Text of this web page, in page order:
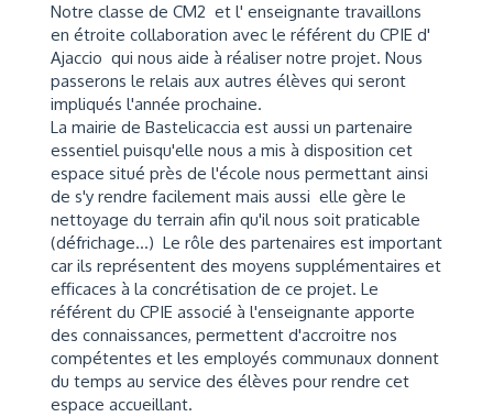
Notre classe de CM2 et l' enseignante travaillons
en étroite collaboration avec le référent du CPIE d'
Ajaccio qui nous aide à réaliser notre projet. Nous
passerons le relais aux autres élèves qui seront
impliqués l'année prochaine.
La mairie de Bastelicaccia est aussi un partenaire
essentiel puisqu'elle nous a mis à disposition cet
espace situé près de l'école nous permettant ainsi
de s'y rendre facilement mais aussi elle gère le
nettoyage du terrain afin qu'il nous soit praticable
(défrichage...) Le rôle des partenaires est important
car ils représentent des moyens supplémentaires et
efficaces à la concrétisation de ce projet. Le
référent du CPIE associé à l'enseignante apporte
des connaissances, permettent d'accroitre nos
compétentes et les employés communaux donnent
du temps au service des élèves pour rendre cet
espace accueillant.